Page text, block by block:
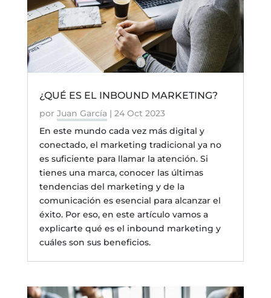
¿QUÉ ES EL INBOUND MARKETING?
por Juan García | 24 Oct 2023
En este mundo cada vez más digital y
conectado, el marketing tradicional ya no
es suficiente para llamar la atención. Si
tienes una marca, conocer las últimas
tendencias del marketing y de la
comunicación es esencial para alcanzar el
éxito. Por eso, en este artículo vamos a
explicarte qué es el inbound marketing y
cuáles son sus beneficios.